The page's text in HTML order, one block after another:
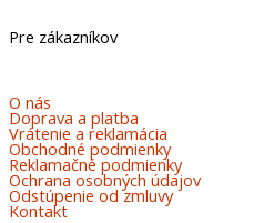
Pre zákazníkov
O nás
Doprava a platba
Vrátenie a reklamácia
Obchodné podmienky
Reklamačné podmienky
Ochrana osobných údajov
Odstúpenie od zmluvy
Kontakt